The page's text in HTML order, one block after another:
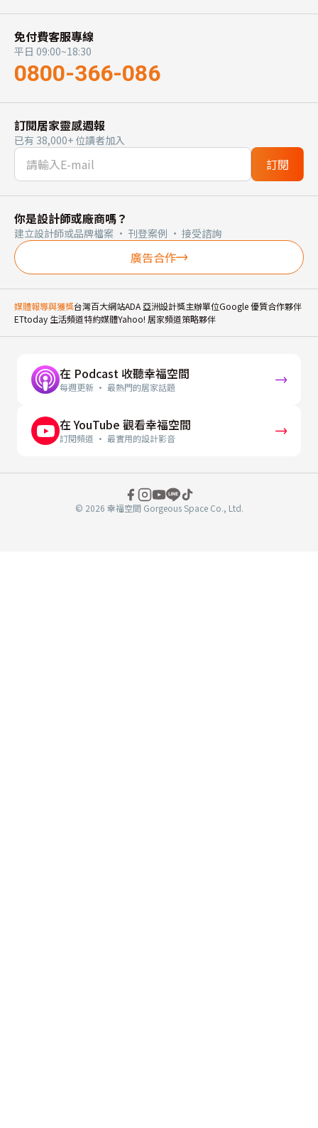
免付費客服專線
平日 09:00~18:30
0800-366-086
訂閱居家靈感週報
已有 38,000+ 位讀者加入
訂閱
你是設計師或廠商嗎？
建立設計師或品牌檔案 · 刊登案例 · 接受諮詢
廣告合作
媒體報導與獲獎台灣百大網站ADA 亞洲設計獎主辦單位Google 優質合作夥伴
ETtoday 生活頻道特約媒體Yahoo! 居家頻道策略夥伴
在 Podcast 收聽幸福空間
每週更新 · 最熱門的居家話題
在 YouTube 觀看幸福空間
訂閱頻道 · 最實用的設計影音
© 2026 幸福空間 Gorgeous Space Co., Ltd.